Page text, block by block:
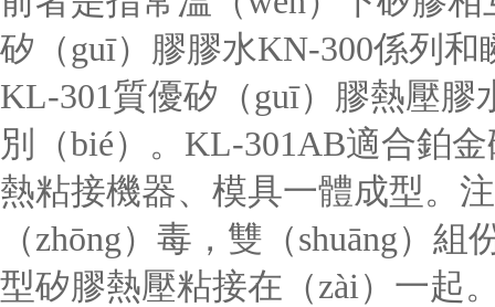
矽（guī）膠膠水KN-300係列
KL-301質優矽（guī）膠熱壓
別（bié）。KL-301AB適合鉑
熱粘接機器、模具一體成型。
（zhōng）毒，雙（shuāng）
型矽膠熱壓粘接在（zài）一起